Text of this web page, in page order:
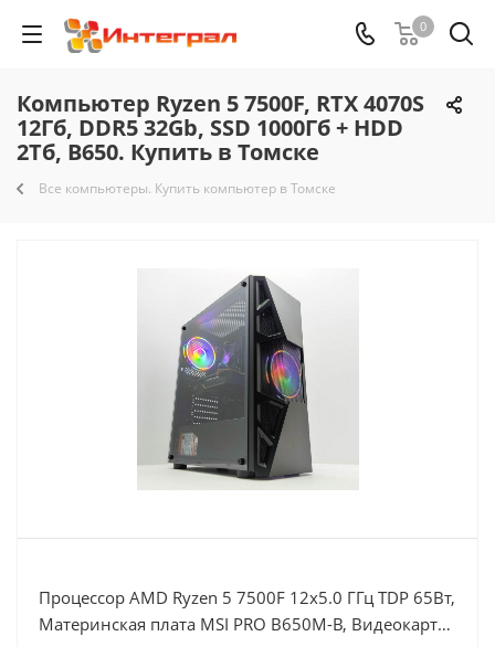
0
Компьютер Ryzen 5 7500F, RTX 4070S
12Гб, DDR5 32Gb, SSD 1000Гб + HDD
2Тб, B650. Купить в Томске
Все компьютеры. Купить компьютер в Томске
Процессор AMD Ryzen 5 7500F 12x5.0 ГГц TDP 65Вт,
Материнская плата MSI PRO B650M-B, Видеокарта